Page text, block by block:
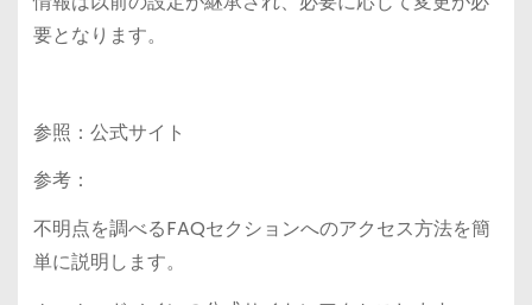
要となります。
参照：公式サイト
参考：
不明点を調べるFAQセクションへのアクセス方法を簡
単に説明します。